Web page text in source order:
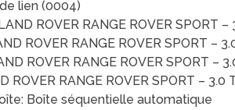
lien (0004)
ROVER RANGE ROVER SPORT
ROVER RANGE ROVER SPORT –
ROVER RANGE ROVER SPORT –
ROVER RANGE ROVER SPORT – 3.0
Boîte séquentielle automatique